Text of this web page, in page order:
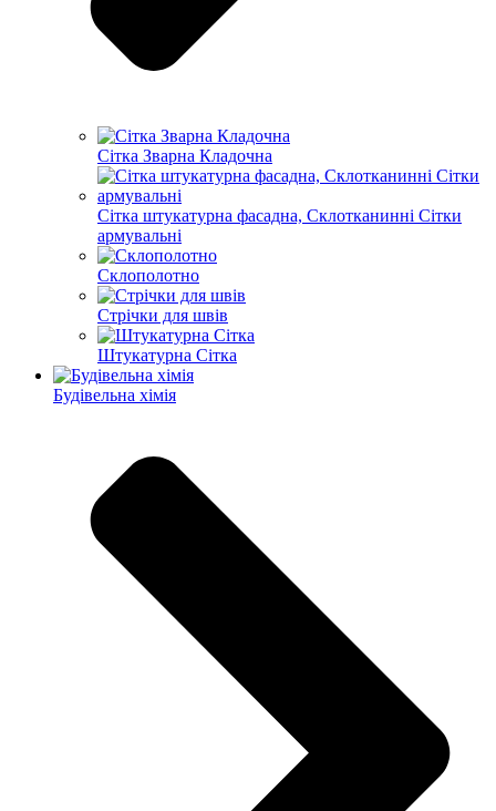
Сітка Зварна Кладочна
Сітка штукатурна фасадна, Склотканинні Сітки
армувальні
Склополотно
Стрічки для швів
Штукатурна Сітка
Будівельна хімія